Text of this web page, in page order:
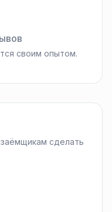
своим опытом.
сделать